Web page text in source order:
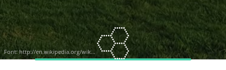
Font:http://en.wikipedia.org/wik...